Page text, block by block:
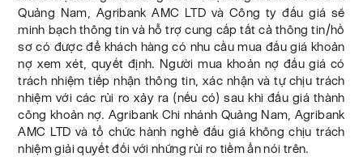
Quảng Nam, Agribank AMC LTD và Công ty đấu giá sẽ
minh bạch thông tin và hỗ trợ cung cấp tất cả thông tin/hồ
sơ có được để khách hàng có nhu cầu mua đấu giá khoản
nợ xem xét, quyết định. Người mua khoản nợ đấu giá có
trách nhiệm tiếp nhận thông tin, xác nhận và tự chịu trách
nhiệm với các rủi ro xảy ra (nếu có) sau khi đấu giá thành
công khoản nợ. Agribank Chi nhánh Quảng Nam, Agribank
AMC LTD và tổ chức hành nghề đấu giá không chịu trách
nhiệm giải quyết đối với những rủi ro tiềm ẩn nói trên.